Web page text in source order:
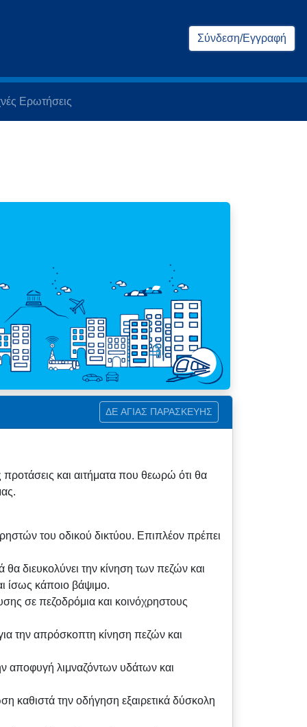
Σύνδεση/Εγγραφή
Ερωτήσεις
ΔΕ ΑΓΙΑΣ ΠΑΡΑΣΚΕΥΗΣ
και αιτήματα που θεωρώ ότι θα
του οδικού δικτύου. Επιπλέον πρέπει
διευκολύνει την κίνηση των πεζών και
ίσως κάποιο βάψιμο.
σε πεζοδρόμια και κοινόχρηστους
την απρόσκοπτη κίνηση πεζών και
αποφυγή λιμναζόντων υδάτων και
καθιστά την οδήγηση εξαιρετικά δύσκολη